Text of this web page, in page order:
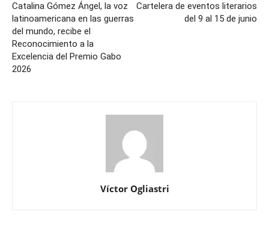
Catalina Gómez Ángel, la voz
latinoamericana en las guerras
del mundo, recibe el
Reconocimiento a la
Excelencia del Premio Gabo
2026
Cartelera de eventos literarios
del 9 al 15 de junio
Víctor Ogliastri